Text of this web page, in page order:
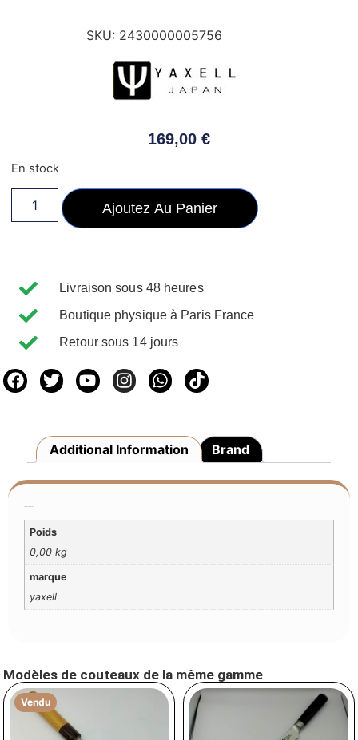
SKU: 2430000005756
169,00 €
En stock
Ajoutez Au Panier
Livraison sous 48 heures
Boutique physique à Paris France
Retour sous 14 jours
Additional Information Brand
Poids
0,00 kg
marque
yaxell
Modèles de couteaux de la même gamme
Vendu